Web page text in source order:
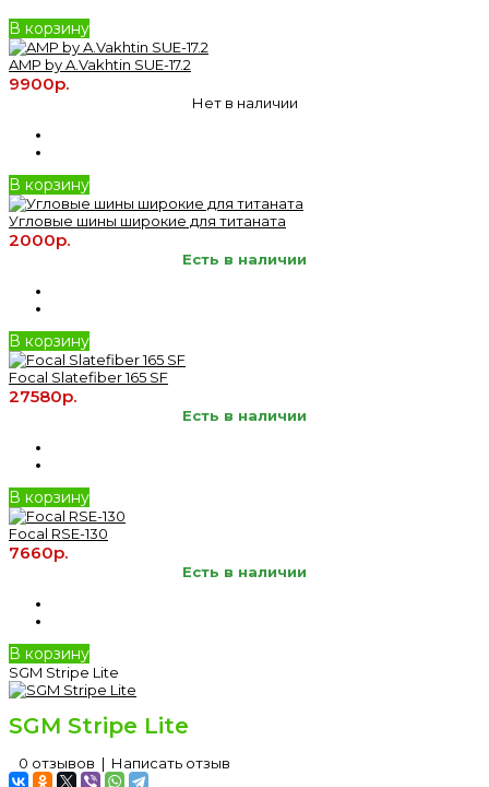
В корзину
AMP by A.Vakhtin SUE-17.2
9900р.
Нет в наличии
В корзину
Угловые шины широкие для титаната
2000р.
Есть в наличии
В корзину
Focal Slatefiber 165 SF
27580р.
Есть в наличии
В корзину
Focal RSE-130
7660р.
Есть в наличии
В корзину
SGM Stripe Lite
SGM Stripe Lite
0 отзывов | Написать отзыв